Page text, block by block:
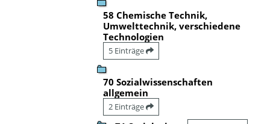
58 Chemische Technik,
Umwelttechnik, verschiedene
Technologien
5 Einträge
70 Sozialwissenschaften
allgemein
2 Einträge